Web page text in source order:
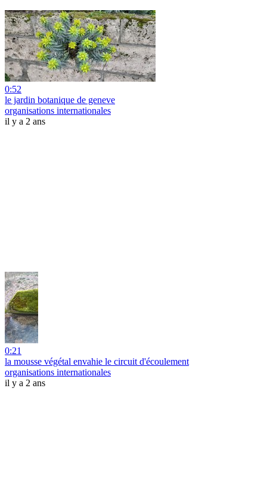
0:52
le jardin botanique de geneve
organisations internationales
il y a 2 ans
0:21
la mousse végétal envahie le circuit d'écoulement
organisations internationales
il y a 2 ans